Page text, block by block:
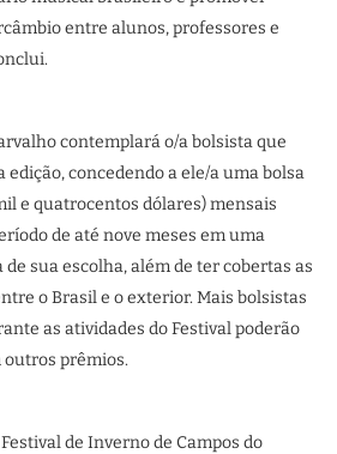
entre alunos, professores e
contemplará o/a bolsista que
edição, concedendo a ele/a uma bolsa
e quatrocentos dólares) mensais
de até nove meses em uma
sua escolha, além de ter cobertas as
o Brasil e o exterior. Mais bolsistas
as atividades do Festival poderão
prêmios.
de Inverno de Campos do